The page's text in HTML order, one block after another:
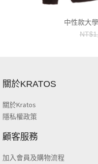
中性款大
NT$
關於KRATOS
關於Kratos
隱私權政策
顧客服務
加入會員及購物流程